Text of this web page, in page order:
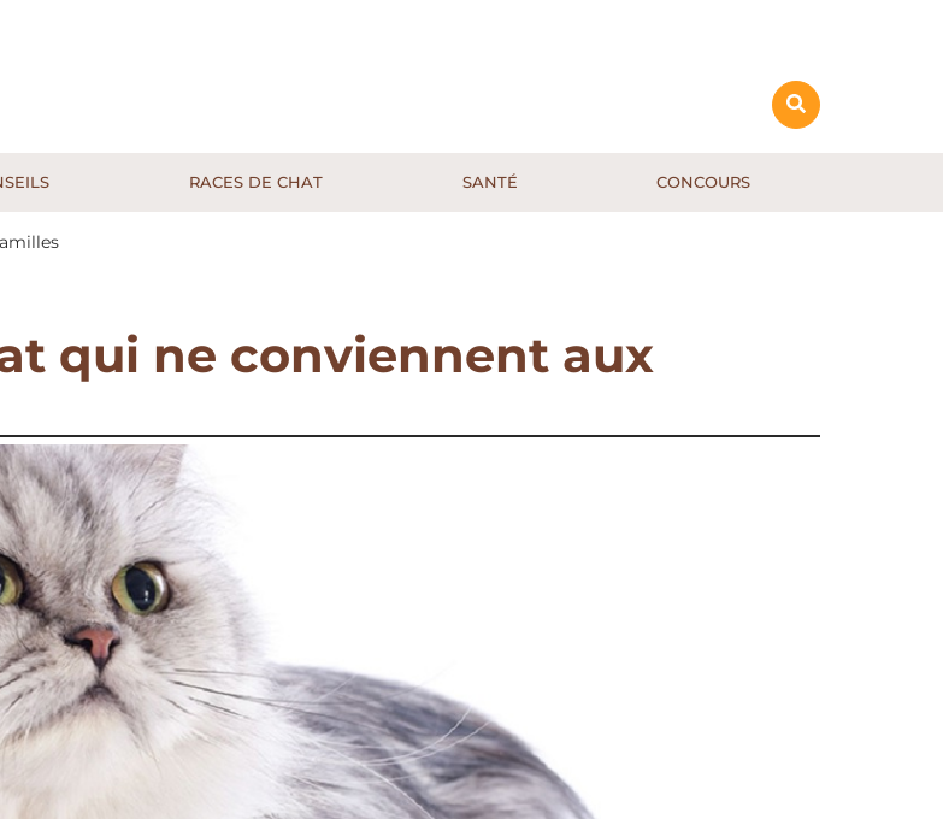
RACES DE CHAT SANTÉ CONCOURS
qui ne conviennent aux